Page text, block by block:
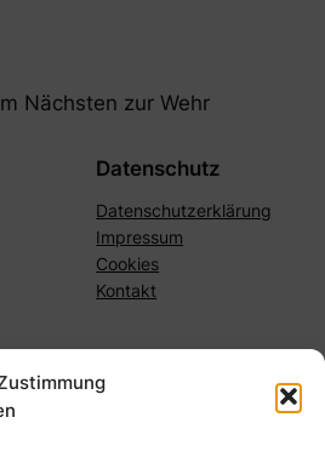
Nächsten zur Wehr
Datenschutz
Datenschutzerklärung
Impressum
Cookies
Kontakt